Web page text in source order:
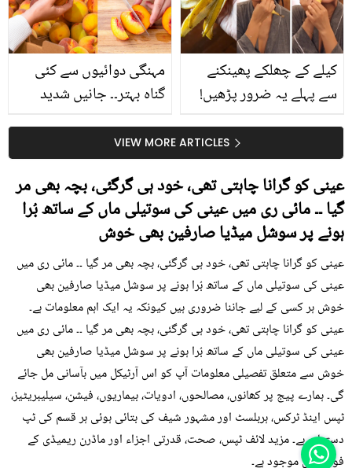
کیا؟
مہنگی دوائیوں سے کئی
گناہ بہتر۔۔ جانیں شدید
کیوں کھانا چاہیے؟
کیلے کے چھلکے پھینکنے
سے پہلے یہ ضرور پڑھیں!
سستا اور قدرتی حلVIEW MORE ARTICLES
عینی کو گرانا چاہتی تھی، خود ہی گرگئی، بچہ بھی مر
گیا ۔۔ مائی ری میں عینی کی سوتیلی ماں کے ساتھ بُرا
ہونے پر سوشل میڈیا صارفین بھی خوش
عینی کو گرانا چاہتی تھی، خود ہی گرگئی، بچہ بھی مر گیا ۔۔ مائی ری میں
عینی کی سوتیلی ماں کے ساتھ بُرا ہونے پر سوشل میڈیا صارفین بھی
خوش ہر کسی کے لیے جاننا ضروری ہیں کیونکہ یہ ایک اہم معلومات ہے۔
عینی کو گرانا چاہتی تھی، خود ہی گرگئی، بچہ بھی مر گیا ۔۔ مائی ری میں
عینی کی سوتیلی ماں کے ساتھ بُرا ہونے پر سوشل میڈیا صارفین بھی
خوش سے متعلق تفصیلی معلومات آپ کو اس آرٹیکل میں بآسانی مل جائے
گی۔ ہمارے پیج پر کھانوں، مصالحوں، ادویات، بیماریوں، فیشن، سیلیبریٹیز،
ٹپس اینڈ ٹرکس، ہربلسٹ اور مشہور شیف کی بتائی ہوئی ہر قسم کی ٹپ
دستیاب ہے۔ مزید لائف ٹپس، صحت، قدرتی اجزاء اور ماڈرن ریمیڈی کے
فوڈز میں موجود ہے۔